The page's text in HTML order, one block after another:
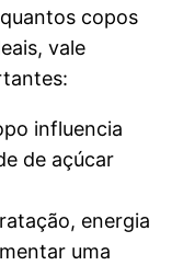
copos
vale
influencia
de açúcar
energia
uma